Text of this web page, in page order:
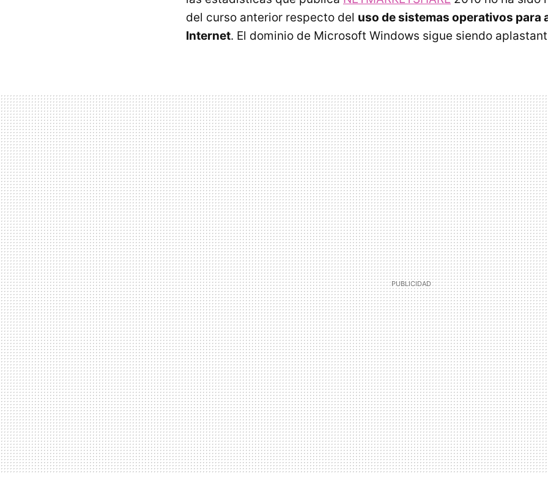
del curso anterior respecto del uso de sistemas operativos para
Internet. El dominio de Microsoft Windows sigue siendo